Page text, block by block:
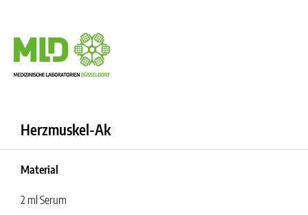
Herzmuskel-Ak
Material
2 ml Serum